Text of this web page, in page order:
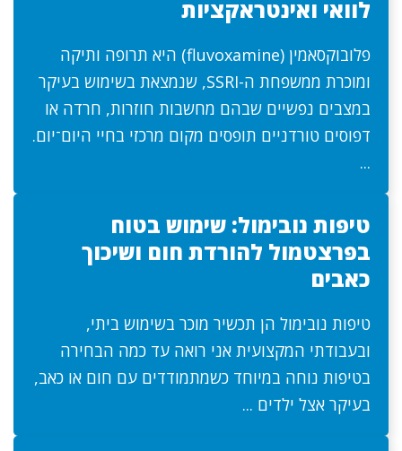
לוואי ואינטראקציות
פלובוקסאמין (fluvoxamine) היא תרופה ותיקה
ומוכרת ממשפחת ה-SSRI, שנמצאת בשימוש בעיקר
במצבים נפשיים שבהם מחשבות חוזרות, חרדה או
דפוסים טורדניים תופסים מקום מרכזי בחיי היום־יום.
...
טיפות נובימול: שימוש בטוח
בפרצטמול להורדת חום ושיכוך
כאבים
טיפות נובימול הן תכשיר מוכר בשימוש ביתי,
ובעבודתי המקצועית אני רואה עד כמה הבחירה
בטיפות נוחה במיוחד כשמתמודדים עם חום או כאב,
בעיקר אצל ילדים ...